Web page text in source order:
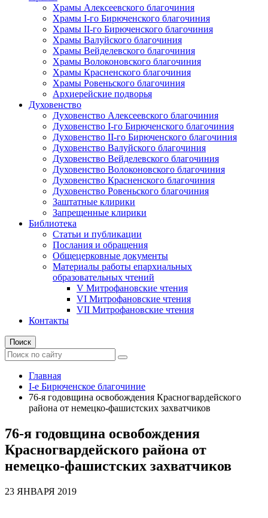
Храмы Алексеевского благочиния
Храмы I-го Бирюченского благочиния
Храмы II-го Бирюченского благочиния
Храмы Валуйского благочиния
Храмы Вейделевского благочиния
Храмы Волоконовского благочиния
Храмы Красненского благочиния
Храмы Ровеньского благочиния
Архиерейские подворья
Духовенство
Духовенство Алексеевского благочиния
Духовенство I-го Бирюченского благочиния
Духовенство II-го Бирюченского благочиния
Духовенство Валуйского благочиния
Духовенство Вейделевского благочиния
Духовенство Волоконовского благочиния
Духовенство Красненского благочиния
Духовенство Ровеньского благочиния
Заштатные клирики
Запрещенные клирики
Библиотека
Статьи и публикации
Послания и обращения
Общецерковные документы
Материалы работы епархиальных
образовательных чтений
V Митрофановские чтения
VI Митрофановские чтения
VII Митрофановские чтения
Контакты
Поиск
Главная
I-е Бирюченское благочиние
76-я годовщина освобождения Красногвардейского
района от немецко-фашистских захватчиков
76-я годовщина освобождения
Красногвардейского района от
немецко-фашистских захватчиков
23 ЯНВАРЯ 2019